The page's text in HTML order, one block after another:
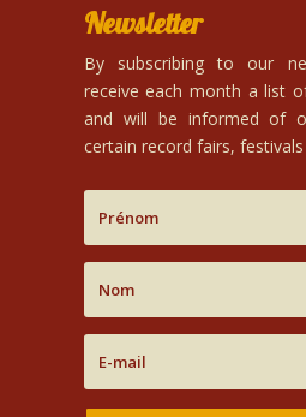
Newsletter
By subscribing to our
receive each month a list
and will be informed of
certain record fairs,